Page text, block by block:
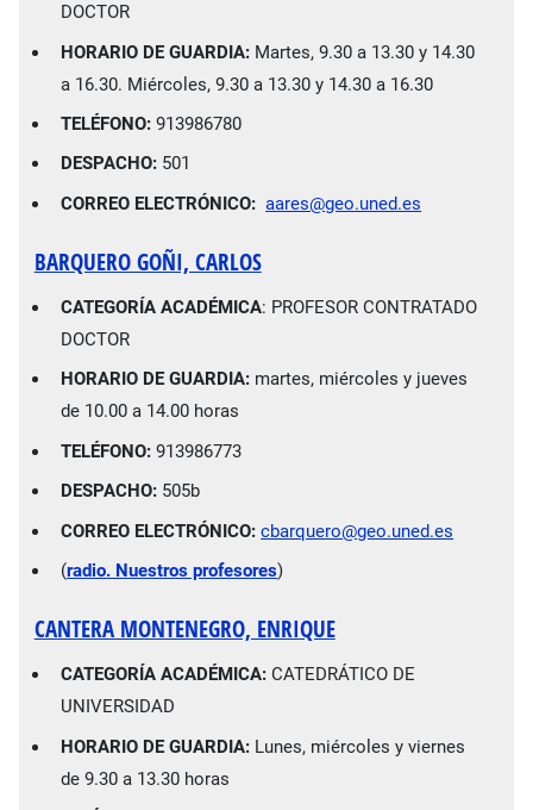
DOCTOR
HORARIO DE GUARDIA: Martes, 9.30 a 13.30 y 14.30
a 16.30. Miércoles, 9.30 a 13.30 y 14.30 a 16.30
TELÉFONO:913986780
DESPACHO: 501
CORREO ELECTRÓNICO:aares@geo.uned.es
BARQUERO GOÑI, CARLOS
CATEGORÍA ACADÉMICA: PROFESOR CONTRATADO
DOCTOR
HORARIO DE GUARDIA: martes, miércoles y jueves
de 10.00 a 14.00 horas
TELÉFONO: 913986773
DESPACHO: 505b
CORREO ELECTRÓNICO:cbarquero@geo.uned.es
(radio. Nuestros profesores)
CANTERA MONTENEGRO, ENRIQUE
CATEGORÍA ACADÉMICA: CATEDRÁTICO DE
UNIVERSIDAD
HORARIO DE GUARDIA: Lunes, miércoles y viernes
de 9.30 a 13.30 horas